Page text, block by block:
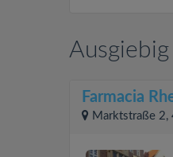
Farmacia
Marktstraße 2,